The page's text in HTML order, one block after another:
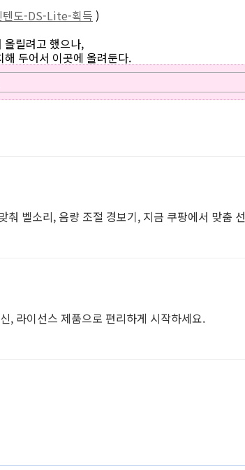
도-DS-Lite-획득 )
릴려고 했으나,
두어서 이곳에 올려둔다.
벨소리, 음량 조절 경보기, 지금 쿠팡에서 맞춤 선
, 라이선스 제품으로 편리하게 시작하세요.